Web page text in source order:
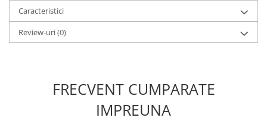
Caracteristici
Review-uri(0)
FRECVENT CUMPARATE
IMPREUNA